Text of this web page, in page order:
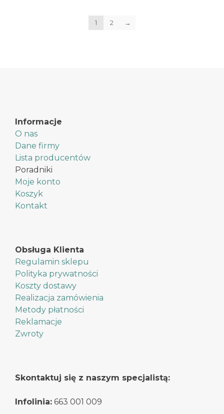
wariantów.
1 2 →
Informacje
O nas
Dane firmy
Lista producentów
Poradniki
Moje konto
Koszyk
Kontakt
Obsługa Klienta
Regulamin sklepu
Polityka prywatności
Koszty dostawy
Realizacja zamówienia
Metody płatności
Reklamacje
Zwroty
Skontaktuj się z naszym specjalistą:
Infolinia: 663 001 009